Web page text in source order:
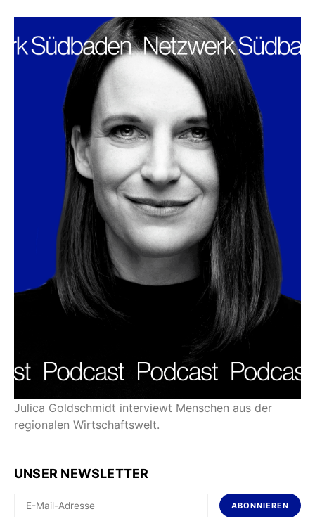
Julica Goldschmidt interviewt Menschen aus der
regionalen Wirtschaftswelt.
UNSER NEWSLETTER
ABONNIEREN